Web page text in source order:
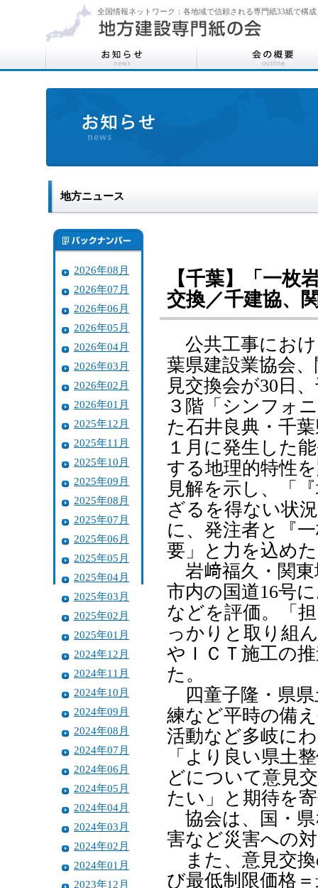
全国情報ネットワーク：各地域で信頼される専門紙33紙で構成
地方ニュース
2026年08月
2026年07月
2026年06月
2026年05月
2026年04月
2026年03月
2026年02月
2026年01月
2025年12月
2025年11月
2025年10月
2025年09月
2025年08月
2025年07月
2025年06月
2025年05月
2025年04月
2025年03月
2025年02月
2025年01月
2024年12月
2024年11月
2024年10月
2024年09月
2024年08月
2024年07月
2024年06月
2024年05月
2024年04月
2024年03月
2024年02月
2024年01月
2023年12月
【千葉】「一枚
交換／千建協、
公共工事におけ
葉県建設業協会
見交換会が30日
３階「シンフォ
た石井良典・千
１月に発生した
する地理的特性
見解を示し、「
ざるを得ない状
に、発注者と『
要」と力を込め
岩﨑福久・関東
市内の国道16号
などを評価。「
っかりと取り組
やＩＣＴ施工の
た。
四童子隆・県県
練など平時の備
活動など多岐に
「より良い県土
どについて意見
たい」と期待を
協会は、国・県
害など災害への
また、意見交
び最低制限価格